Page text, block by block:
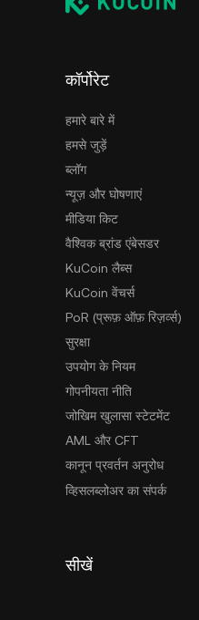
कॉर्पोरेट
हमारे बारे में
हमसे जुड़ें
ब्लॉग
न्यूज़ और घोषणाएं
मीडिया किट
वैश्विक ब्रांड एंबेसडर
KuCoin लैब्स
KuCoin वेंचर्स
PoR (प्रूफ़ ऑफ़ रिज़र्व्स)
सुरक्षा
उपयोग के नियम
गोपनीयता नीति
जोखिम खुलासा स्टेटमेंट
AML और CFT
कानून प्रवर्तन अनुरोध
व्हिसलब्लोअर का संपर्क
सीखें